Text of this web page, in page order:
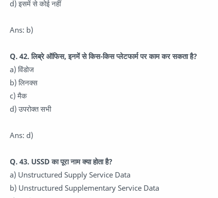
d) इसमें से कोई नहीं
Ans: b)
Q. 42. लिब्रे ऑफिस, इनमें से किस-किस प्लेटफार्म पर काम कर सकता है?
a) विंडोज
b) लिनक्स
c) मैक
d) उपरोक्त सभी
Ans: d)
Q. 43. USSD का पूरा नाम क्या होता है?
a) Unstructured Supply Service Data
b) Unstructured Supplementary Service Data